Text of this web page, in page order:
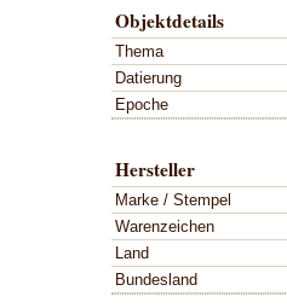
Objektdetails
Thema
Datierung
Epoche
Hersteller
Marke / Stempel
Warenzeichen
Land
Bundesland